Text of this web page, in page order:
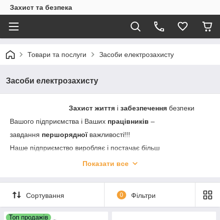
Захист та безпека
Товари та послуги Засоби електрозахисту
Засоби електрозахисту
Захист життя і забезпечення безпеки
Вашого підприємства і Ваших працівників –
завдання першорядної важливості!!!
Наше підприємство виробляє і постачає більш
150 найменувань засобів пожежної безпеки
для Вашого підприємства:
Показати все
Сортування 0 Фільтри
Топ продажів